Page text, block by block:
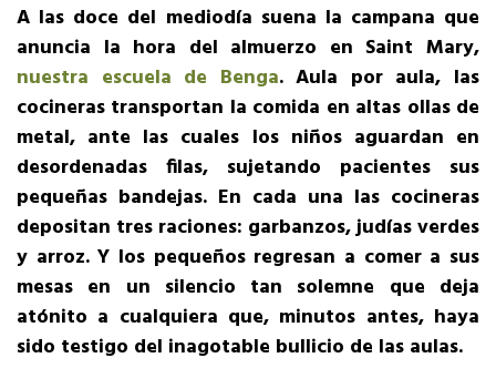
A las doce del mediodía suena la campana que
anuncia la hora del almuerzo en Saint Mary,
nuestra escuela de Benga. Aula por aula, las
cocineras transportan la comida en altas ollas de
metal, ante las cuales los niños aguardan en
desordenadas filas, sujetando pacientes sus
pequeñas bandejas. En cada una las cocineras
depositan tres raciones: garbanzos, judías verdes
y arroz. Y los pequeños regresan a comer a sus
mesas en un silencio tan solemne que deja
atónito a cualquiera que, minutos antes, haya
sido testigo del inagotable bullicio de las aulas.